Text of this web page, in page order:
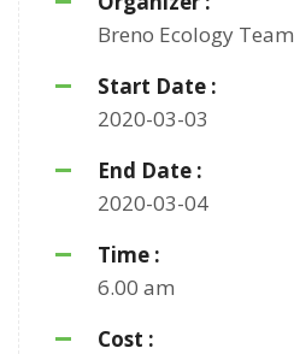
Breno Ecology Team
Start Date :
2020-03-03
End Date :
2020-03-04
Time :
6.00 am
Cost :